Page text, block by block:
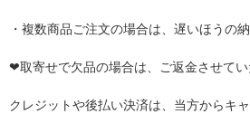
・複数商品ご注文の場合は、遅いほうの
❤取寄せで欠品の場合は、ご返金させて
クレジットや後払い決済は、当方からキ